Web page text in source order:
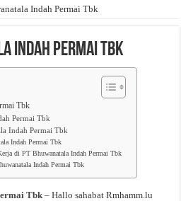
Indah Permai Tbk
Indah Permai Tbk
Tbk
Permai Tbk
Indah Permai Tbk
Indah Permai Tbk
di PT Bhuwanatala Indah Permai Tbk
Indah Permai Tbk
Tbk – Hallo sahabat Rmhamm.lu